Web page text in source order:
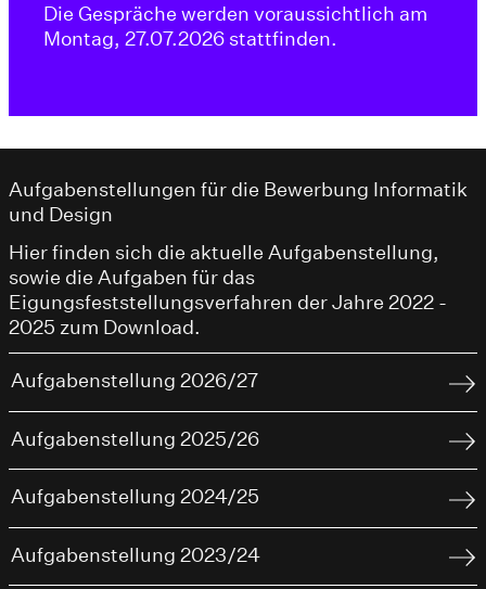
Die Gespräche werden voraussichtlich am
Montag, 27.07.2026 stattfinden.
Aufgabenstellungen für die Bewerbung Informatik
und Design
Hier finden sich die aktuelle Aufgabenstellung,
sowie die Aufgaben für das
Eigungsfeststellungsverfahren der Jahre 2022 -
2025 zum Download.
Aufgabenstellung 2026/27
Aufgabenstellung 2025/26
Aufgabenstellung 2024/25
Aufgabenstellung 2023/24